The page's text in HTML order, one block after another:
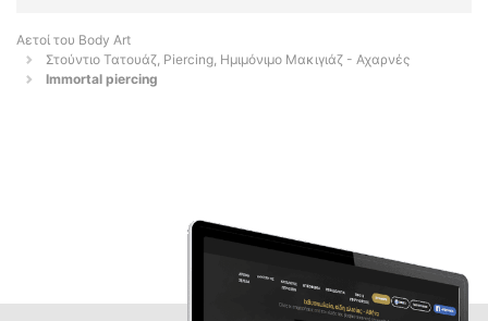
Αετοί του Body Art
Στούντιο Τατουάζ, Piercing, Ημιμόνιμο Μακιγιάζ - Αχαρνές
Immortal piercing